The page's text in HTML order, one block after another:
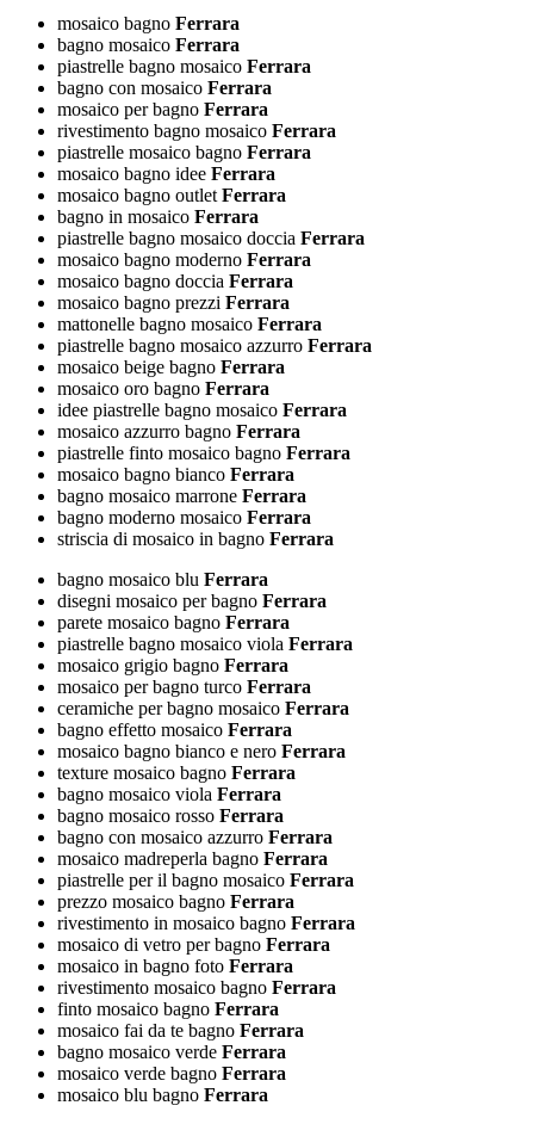
mosaico bagno Ferrara
bagno mosaico Ferrara
piastrelle bagno mosaico Ferrara
bagno con mosaico Ferrara
mosaico per bagno Ferrara
rivestimento bagno mosaico Ferrara
piastrelle mosaico bagno Ferrara
mosaico bagno idee Ferrara
mosaico bagno outletFerrara
bagno in mosaico Ferrara
piastrelle bagno mosaico doccia Ferrara
mosaico bagno moderno Ferrara
mosaico bagno doccia Ferrara
mosaico bagno prezzi Ferrara
mattonelle bagno mosaico Ferrara
piastrelle bagno mosaico azzurro Ferrara
mosaico beige bagno Ferrara
mosaico oro bagno Ferrara
idee piastrelle bagno mosaico Ferrara
mosaico azzurro bagno Ferrara
piastrelle finto mosaico bagno Ferrara
mosaico bagno bianco Ferrara
bagno mosaico marrone Ferrara
bagno moderno mosaico Ferrara
striscia di mosaico in bagno Ferrara
bagno mosaico blu Ferrara
disegni mosaico per bagno Ferrara
parete mosaico bagno Ferrara
piastrelle bagno mosaico viola Ferrara
mosaico grigio bagno Ferrara
mosaico per bagno turco Ferrara
ceramiche per bagno mosaico Ferrara
bagno effetto mosaico Ferrara
mosaico bagno bianco e nero Ferrara
texture mosaico bagno Ferrara
bagno mosaico viola Ferrara
bagno mosaico rosso Ferrara
bagno con mosaico azzurro Ferrara
mosaico madreperla bagno Ferrara
piastrelle per il bagno mosaico Ferrara
prezzo mosaico bagno Ferrara
rivestimento in mosaico bagno Ferrara
mosaico di vetro per bagno Ferrara
mosaico in bagno foto Ferrara
rivestimento mosaico bagno Ferrara
finto mosaico bagno Ferrara
mosaico fai da te bagno Ferrara
bagno mosaico verde Ferrara
mosaico verde bagno Ferrara
mosaico blu bagno Ferrara